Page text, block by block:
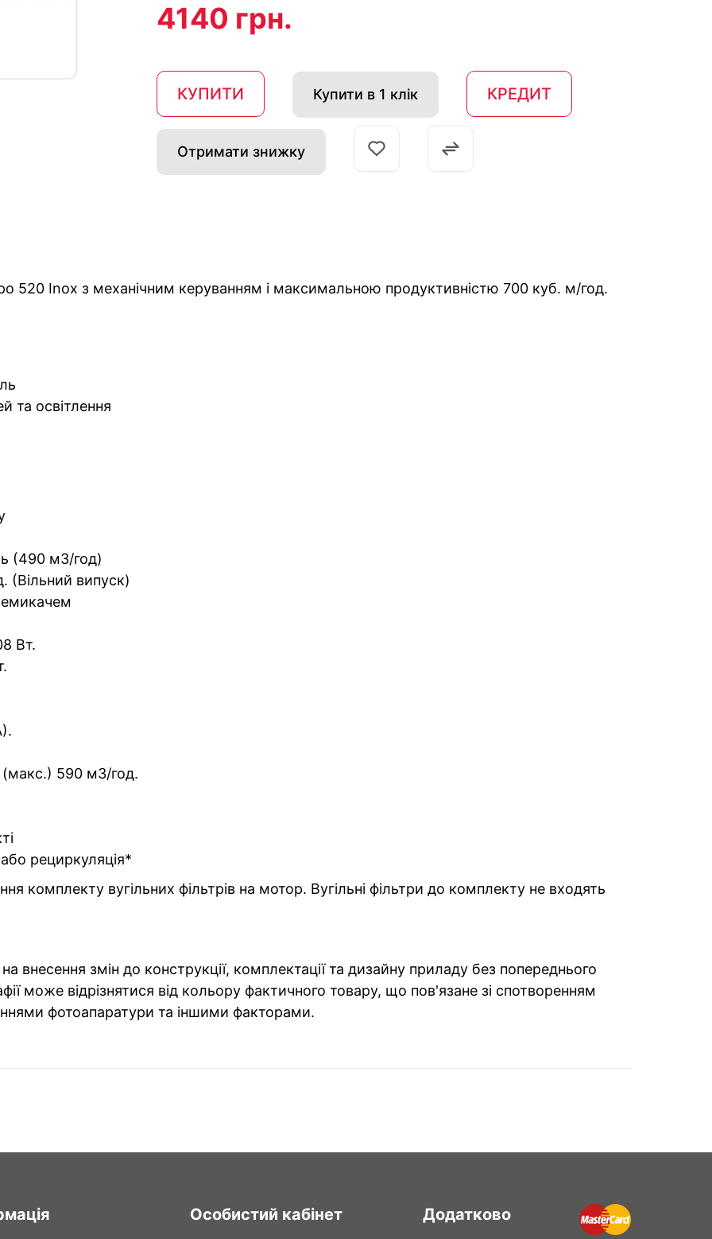
4140 грн.
КУПИТИ Купити в 1 клік КРЕДИТ
Отримати знижку
520 Inox з механічним керуванням і максимальною продуктивністю 700 куб. м/год.
та освітлення
(490 м3/год)
(Вільний випуск)
Вт.
(макс.) 590 м3/год.
рециркуляція*
комплекту вугільних фільтрів на мотор. Вугільні фільтри до комплекту не входять
змін до конструкції, комплектації та дизайну приладу без попереднього
може відрізнятися від кольору фактичного товару, що пов'язане зі спотворенням
фотоапаратури та іншими факторами.
Особистий кабінет Додатково